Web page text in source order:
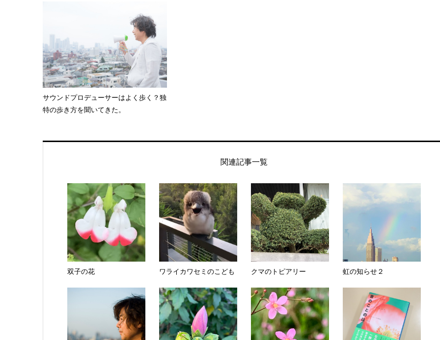
サウンドプロデューサーはよく歩く？独
特の歩き方を聞いてきた。
関連記事一覧
双子の花 ワライカワセミのこども クマのトピアリー 虹の知らせ２